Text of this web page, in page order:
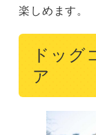
楽しめます。
ドッグ
ア